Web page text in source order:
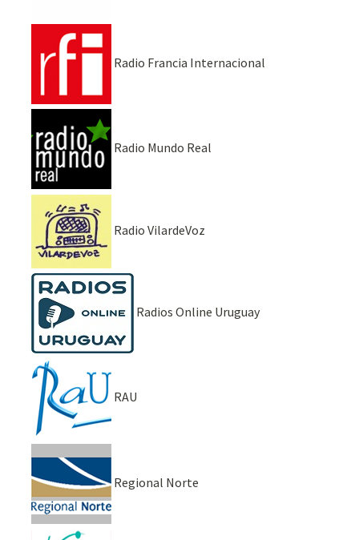
Radio Francia Internacional
Radio Mundo Real
Radio VilardeVoz
Radios Online Uruguay
RAU
Regional Norte